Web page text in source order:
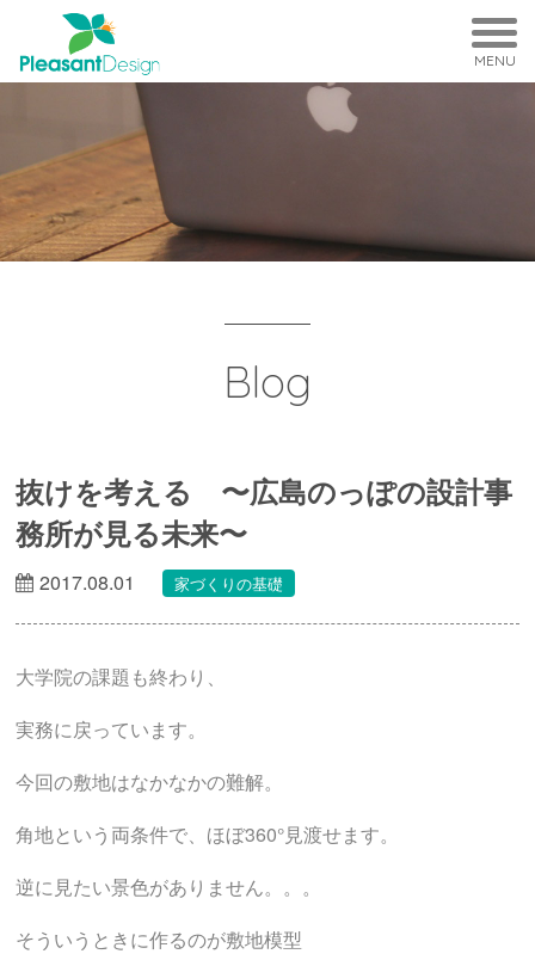
MENU
Blog
抜けを考える 〜広島のっぽの設計事
務所が見る未来〜
2017.08.01 家づくりの基礎
大学院の課題も終わり、
実務に戻っています。
今回の敷地はなかなかの難解。
角地という両条件で、ほぼ360°見渡せます。
逆に見たい景色がありません。。。
そういうときに作るのが敷地模型